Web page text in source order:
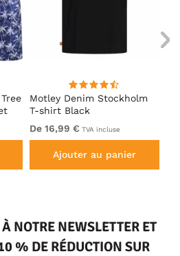
Motley Denim Stockholm
T-shirt Black
De 16,99 € TVA incluse
Ajouter au panier
NOTRE NEWSLETTER ET
% DE RÉDUCTION SUR